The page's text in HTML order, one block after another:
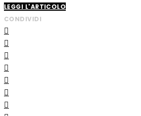
LEGGI L'ARTICOLO
CONDIVIDI